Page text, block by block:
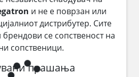
и не е поврзан или
дистрибутер. Сите
се сопственост на
сопственици.
прашања